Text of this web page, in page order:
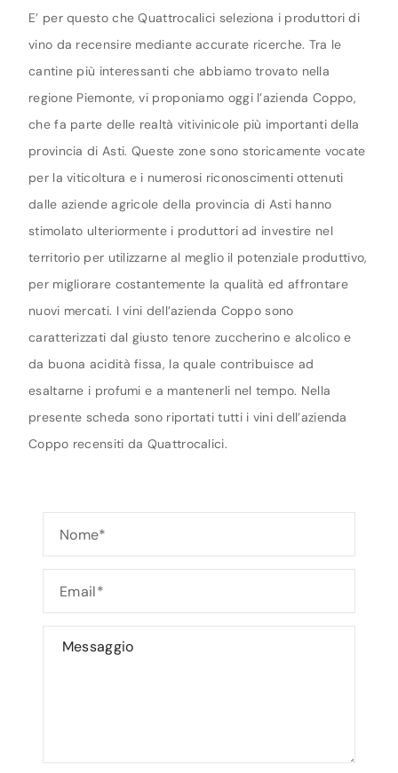
E’ per questo che Quattrocalici seleziona i produttori di
vino da recensire mediante accurate ricerche. Tra le
cantine più interessanti che abbiamo trovato nella
regione Piemonte, vi proponiamo oggi l’azienda Coppo,
che fa parte delle realtà vitivinicole più importanti della
provincia di Asti. Queste zone sono storicamente vocate
per la viticoltura e i numerosi riconoscimenti ottenuti
dalle aziende agricole della provincia di Asti hanno
stimolato ulteriormente i produttori ad investire nel
territorio per utilizzarne al meglio il potenziale produttivo,
per migliorare costantemente la qualità ed affrontare
nuovi mercati. I vini dell’azienda Coppo sono
caratterizzati dal giusto tenore zuccherino e alcolico e
da buona acidità fissa, la quale contribuisce ad
esaltarne i profumi e a mantenerli nel tempo. Nella
presente scheda sono riportati tutti i vini dell’azienda
Coppo recensiti da Quattrocalici.